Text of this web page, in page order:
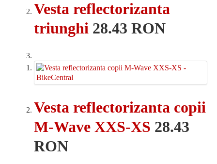
Vesta reflectorizanta
triunghi 28.43 RON
Vesta reflectorizanta copii
M-Wave XXS-XS 28.43
RON